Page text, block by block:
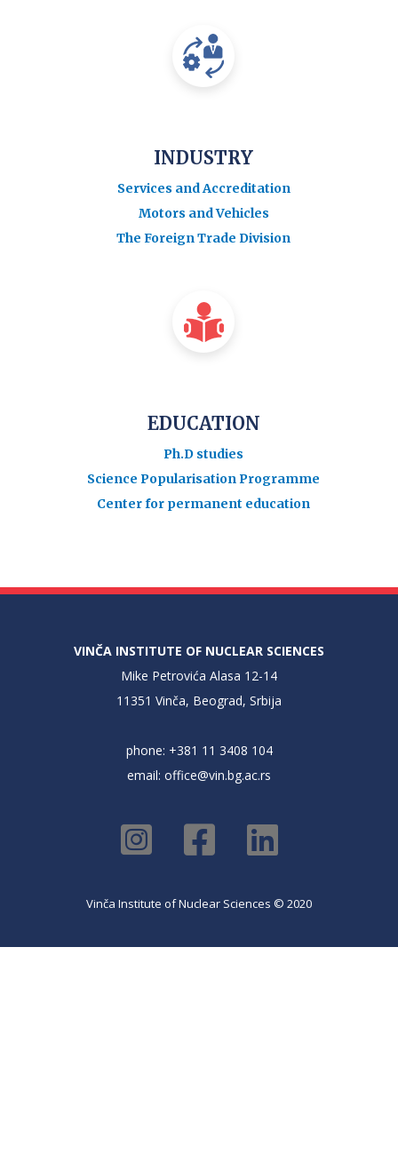
INDUSTRY
Services and Accreditation
Motors and Vehicles
The Foreign Trade Division
EDUCATION
Ph.D studies
Science Popularisation Programme
Center for permanent education
VINČA INSTITUTE OF NUCLEAR SCIENCES
Mike Petrovića Alasa 12-14
11351 Vinča, Beograd, Srbija
phone: +381 11 3408 104
email: office@vin.bg.ac.rs
Vinča Institute of Nuclear Sciences © 2020